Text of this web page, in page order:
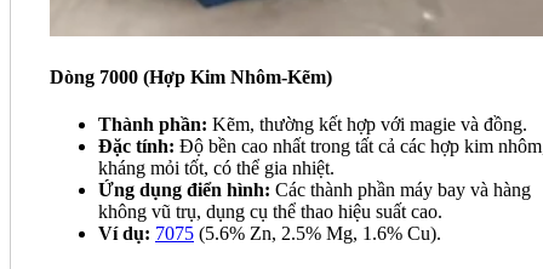
Dòng 7000 (Hợp Kim Nhôm-Kẽm)
Thành phần: Kẽm, thường kết hợp với magie và đồng.
Đặc tính: Độ bền cao nhất trong tất cả các hợp kim
kháng mỏi tốt, có thể gia nhiệt.
Ứng dụng điển hình: Các thành phần máy bay và hàng
không vũ trụ, dụng cụ thể thao hiệu suất cao.
Ví dụ: 7075 (5.6% Zn, 2.5% Mg, 1.6% Cu).